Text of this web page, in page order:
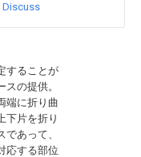
することが
の提供。
端に折り曲
下片を折り
あって、
応する部位
Discuss